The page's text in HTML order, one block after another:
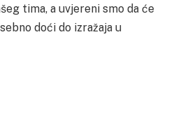
tima, a uvjereni smo da će
doći do izražaja u